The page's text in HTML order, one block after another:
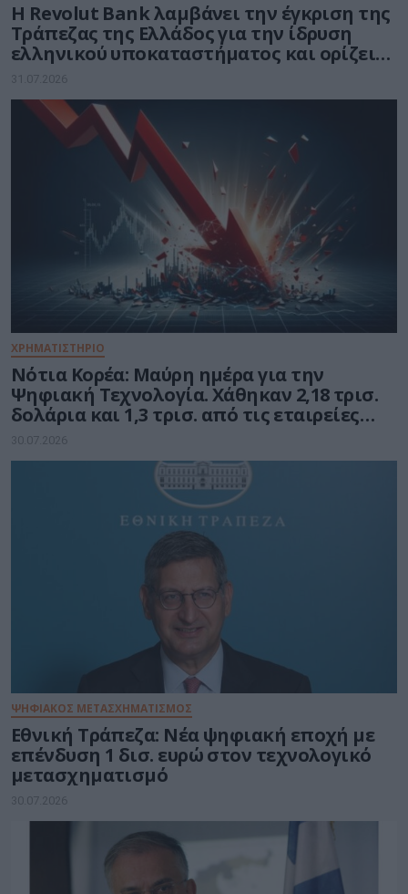
Η Revolut Bank λαμβάνει την έγκριση της
Τράπεζας της Ελλάδος για την ίδρυση
ελληνικού υποκαταστήματος και ορίζει
τον Βασίλη Αμεράνη Γενικό Διευθυντή
31.07.2026
ΧΡΗΜΑΤΙΣΤΗΡΙΟ
Νότια Κορέα: Μαύρη ημέρα για την
Ψηφιακή Τεχνολογία. Χάθηκαν 2,18 τρισ.
δολάρια και 1,3 τρισ. από τις εταιρείες
ημιαγωγών
30.07.2026
ΨΗΦΙΑΚΟΣ ΜΕΤΑΣΧΗΜΑΤΙΣΜΟΣ
Εθνική Τράπεζα: Νέα ψηφιακή εποχή με
επένδυση 1 δισ. ευρώ στον τεχνολογικό
μετασχηματισμό
30.07.2026